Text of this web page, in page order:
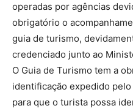
operadas por agências
obrigatório o
guia de turismo,
credenciado junto ao
O Guia de Turismo tem a
identificação expedido
para que o turista possa